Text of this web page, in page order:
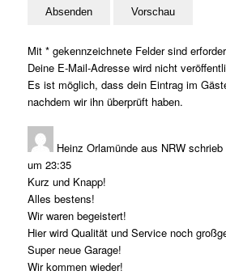
Mit * gekennzeichnete Felder sind
Deine E-Mail-Adresse wird nicht
Es ist möglich, dass dein Eintrag im
nachdem wir ihn überprüft haben.
Heinz Orlamünde aus NRW schrieb
um 23:35
Kurz und Knapp!
Alles bestens!
Wir waren begeistert!
Hier wird Qualität und Service noch
Super neue Garage!
Wir kommen wieder!